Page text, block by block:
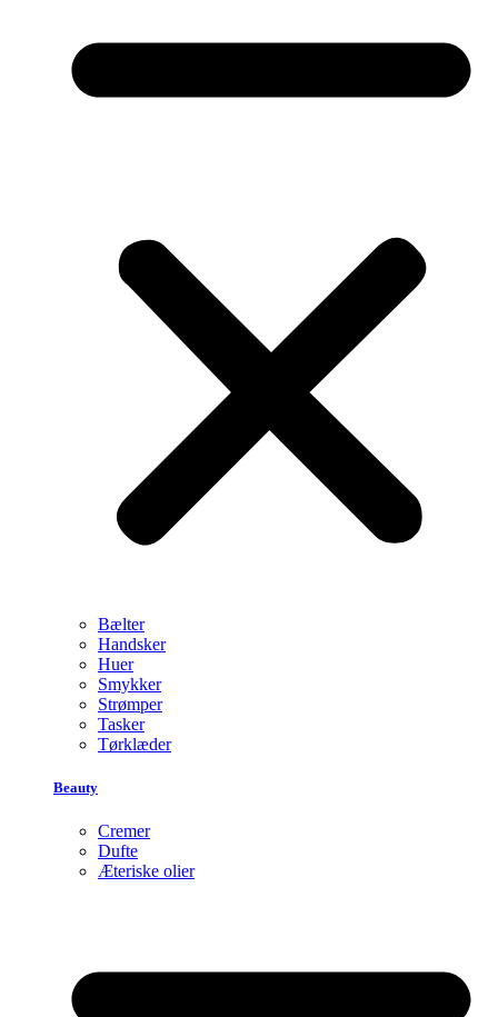
Bælter
Handsker
Huer
Smykker
Strømper
Tasker
Tørklæder
Beauty
Cremer
Dufte
Æteriske olier